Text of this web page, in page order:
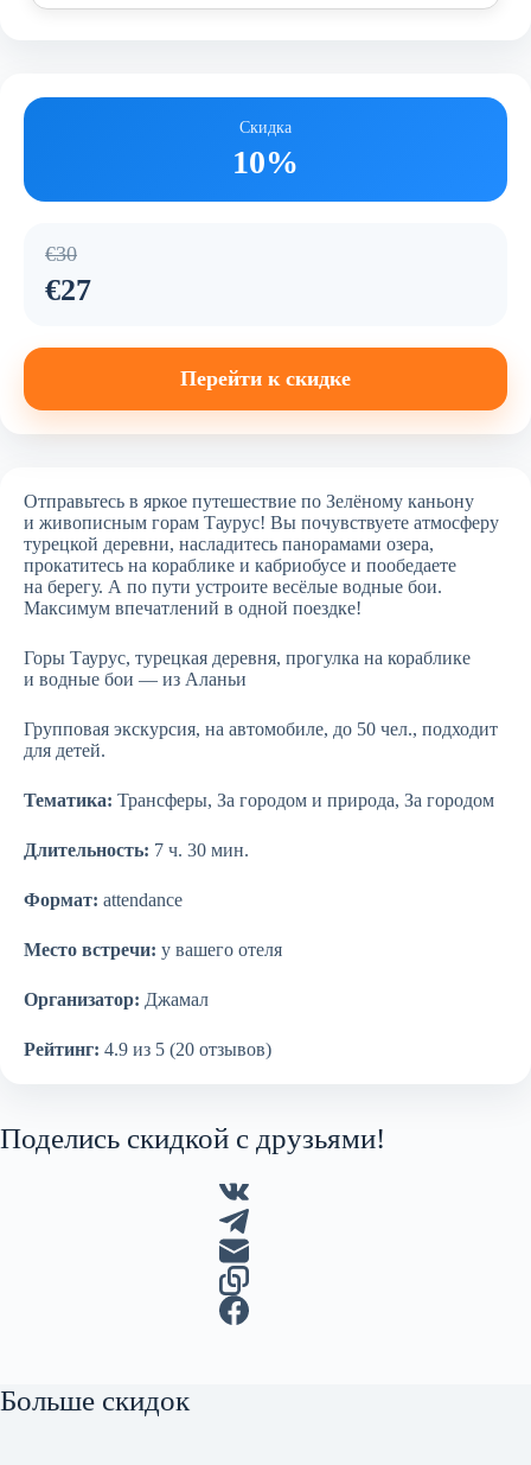
Скидка
10%
€30
€27
Перейти к скидке
Отправьтесь в яркое путешествие по Зелёному каньону
и живописным горам Таурус! Вы почувствуете атмосферу
турецкой деревни, насладитесь панорамами озера,
прокатитесь на кораблике и кабриобусе и пообедаете
на берегу. А по пути устроите весёлые водные бои.
Максимум впечатлений в одной поездке!
Горы Таурус, турецкая деревня, прогулка на кораблике
и водные бои — из Аланьи
Групповая экскурсия, на автомобиле, до 50 чел., подходит
для детей.
Тематика: Трансферы, За городом и природа, За городом
Длительность: 7 ч. 30 мин.
Формат: attendance
Место встречи: у вашего отеля
Организатор: Джамал
Рейтинг: 4.9 из 5 (20 отзывов)
Поделись скидкой с друзьями!
Больше скидок